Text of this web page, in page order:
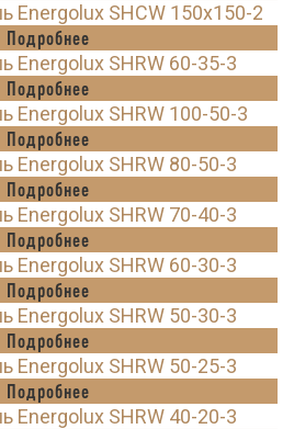
Energolux SHCW 150x150-2
Подробнее
Energolux SHRW 60-35-3
Подробнее
Energolux SHRW 100-50-3
Подробнее
Energolux SHRW 80-50-3
Подробнее
Energolux SHRW 70-40-3
Подробнее
Energolux SHRW 60-30-3
Подробнее
Energolux SHRW 50-30-3
Подробнее
Energolux SHRW 50-25-3
Подробнее
Energolux SHRW 40-20-3